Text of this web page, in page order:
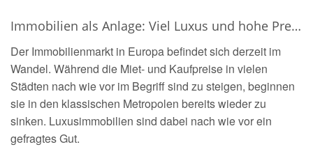
Immobilien als Anlage: Viel Luxus und hohe Preise am europäischen Immobilienmarkt
Der Immobilienmarkt in Europa befindet sich derzeit im
Wandel. Während die Miet- und Kaufpreise in vielen
Städten nach wie vor im Begriff sind zu steigen, beginnen
sie in den klassischen Metropolen bereits wieder zu
sinken. Luxusimmobilien sind dabei nach wie vor ein
gefragtes Gut.